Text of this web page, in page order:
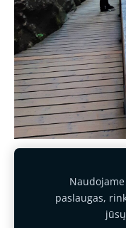
paslaugas,